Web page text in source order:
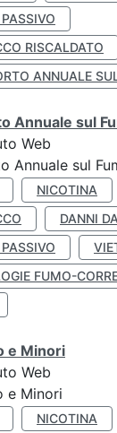
RISCALDATO
ANNUALE
Annuale sul
Web
Annuale sul
NICOTINA
DANNI
FUMO-
e Minori
Web
e Minori
NICOTINA